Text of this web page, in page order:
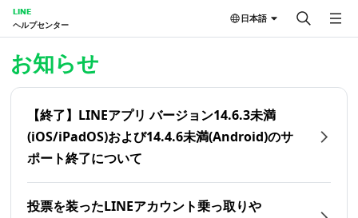
LINE
ヘルプセンター
日本語
お知らせ
【終了】LINEアプリ バージョン14.6.3未満
(iOS/iPadOS)および14.4.6未満(Android)のサ
ポート終了について
投票を装ったLINEアカウント乗っ取りや